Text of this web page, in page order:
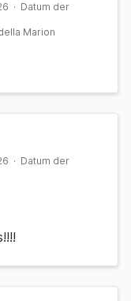
· Datum der
Marion
· Datum der